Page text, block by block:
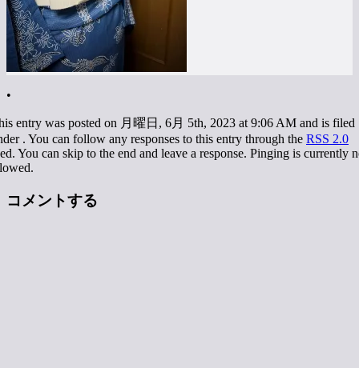
•
entry was posted on 月曜日, 6月 5th, 2023 at 9:06 AM and is filed
. You can follow any responses to this entry through the RSS 2.0
You can skip to the end and leave a response. Pinging is currently
コメントする